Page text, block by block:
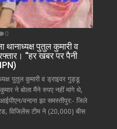
0
पुतुल कुमारी व
“हर खबर पर पैनी
पुतुल कुमारी व ड्राइवर गुड्डू
ने बोला मैंने रुपए नहीं मांगे थे,
वन्दना झा समस्तीपुर:- जिले
विजिलेंस टीम ने (20,000) बीस